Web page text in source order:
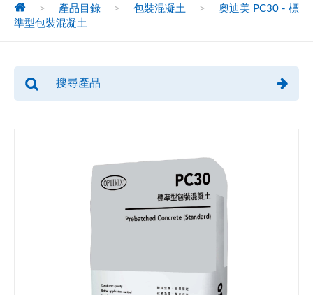
> 產品目錄 > 包裝混凝土 >
奧迪美 PC30 - 標
準型包裝混凝土